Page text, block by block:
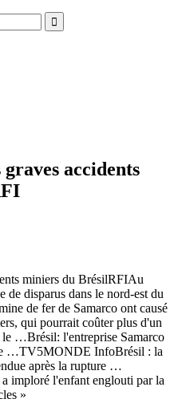
accidents
miniers du BrésilRFIAu
de disparus dans le nord-est du
de fer de Samarco ont causé
qui pourrait coûter plus d'un
le …Brésil: l'entreprise Samarco
le …TV5MONDE InfoBrésil : la
après la rupture …
imploré l'enfant englouti par la
»